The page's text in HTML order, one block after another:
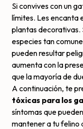
Si convives con un
límites. Les encanta
plantas decorativas.
especies tan
pueden resultar
aumenta con la
que la mayoría de
A continuación, te
tóxicas para los
síntomas que
mantener a tu felino